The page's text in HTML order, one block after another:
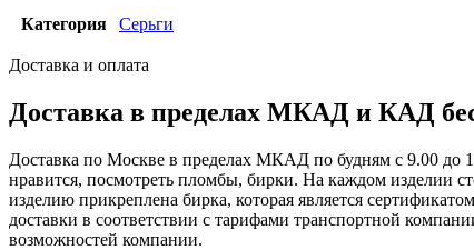
Категория Серьги
Доставка и оплата
Доставка в пределах МКАД и КАД
Доставка по Москве в пределах МКАД по будням с 9.00 до
нравится, посмотреть пломбы, бирки. На каждом изделии
изделию прикреплена бирка, которая является
доставки в соответствии с тарифами транспортной
возможностей компании.